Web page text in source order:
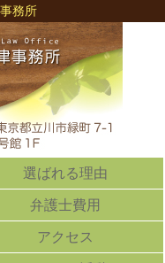
務所
選ばれる理由
弁護士費用
アクセス